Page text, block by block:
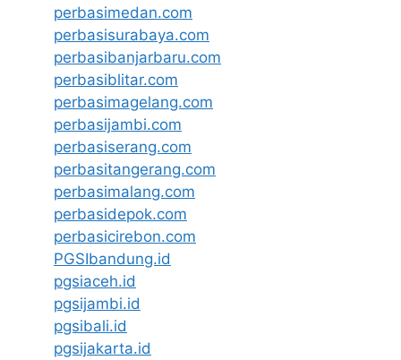
perbasimedan.com
perbasisurabaya.com
perbasibanjarbaru.com
perbasiblitar.com
perbasimagelang.com
perbasijambi.com
perbasiserang.com
perbasitangerang.com
perbasimalang.com
perbasidepok.com
perbasicirebon.com
PGSIbandung.id
pgsiaceh.id
pgsijambi.id
pgsibali.id
pgsijakarta.id